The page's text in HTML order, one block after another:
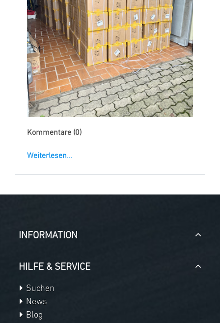
Kommentare (0)
Weiterlesen...
INFORMATION
HILFE & SERVICE
Suchen
News
Blog